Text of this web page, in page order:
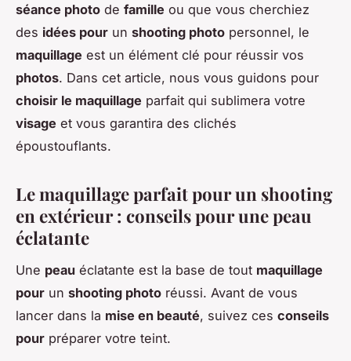
séance photo de famille ou que vous cherchiez
des idées pour un shooting photo personnel, le
maquillage est un élément clé pour réussir vos
photos. Dans cet article, nous vous guidons pour
choisir le maquillage parfait qui sublimera votre
visage et vous garantira des clichés
époustouflants.
Le maquillage parfait pour un shooting
en extérieur : conseils pour une peau
éclatante
Une peau éclatante est la base de tout maquillage
pour un shooting photo réussi. Avant de vous
lancer dans la mise en beauté, suivez ces conseils
pour préparer votre teint.